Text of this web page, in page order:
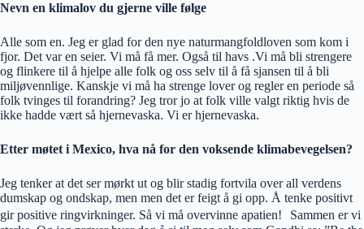
Nevn en klimalov du gjerne ville følge
Alle som en. Jeg er glad for den nye naturmangfoldloven som kom i
fjor. Det var en seier. Vi må få mer. Også til havs .Vi må bli strengere
og flinkere til å hjelpe alle folk og oss selv til å få sjansen til å bli
miljøvennlige. Kanskje vi må ha strenge lover og regler en periode så
folk tvinges til forandring? Jeg tror jo at folk ville valgt riktig hvis de
ikke hadde vært så hjernevaska. Vi er hjernevaska.
Etter møtet i Mexico, hva nå for den voksende klimabevegelsen?
Jeg tenker at det ser mørkt ut og blir stadig fortvila over all verdens
dumskap og ondskap, men men det er feigt å gi opp. Å tenke positivt
gir positive ringvirkninger. Så vi må overvinne apatien! Sammen er vi